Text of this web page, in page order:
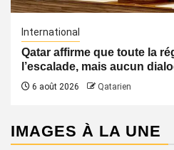
International
Qatar affirme que toute la
l’escalade, mais aucun
6 août 2026 Qatarien
IMAGES À LA UNE